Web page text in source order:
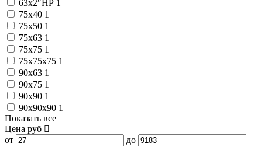
63х2″НР 1
75x40 1
75x50 1
75x63 1
75x75 1
75x75x75 1
90x63 1
90x75 1
90x90 1
90x90x90 1
Показать все
Цена руб
от
до